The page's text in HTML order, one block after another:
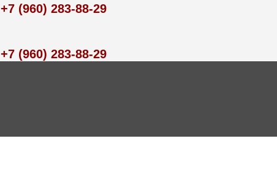
+7 (960) 283-88-29
+7 (960) 283-88-29